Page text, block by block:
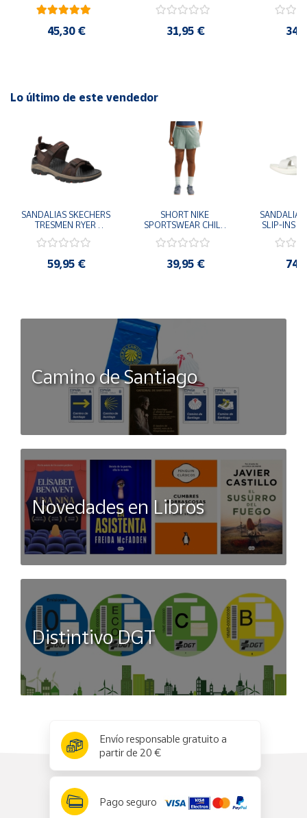
45,30 € 31,95 €
Lo último de este vendedor
SANDALIAS SKECHERS
TRESMEN RYER
205112-CHOC
COMODAS
59,95 €
SHORT NIKE
SPORTSWEAR CHILL
006 PANTALONES
39,95 €
SANDALIAS
SLIP-INS
Camino de Santiago
Novedades en Libros
Distintivo DGT
Envío responsable gratuito a
partir de 20 €
Pago seguro